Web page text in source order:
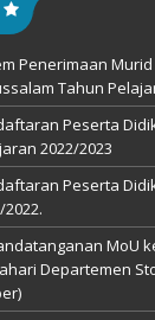
Penerimaan Murid
Tahun
Peserta
2022/2023
Peserta
2022.
MoU
Departemen